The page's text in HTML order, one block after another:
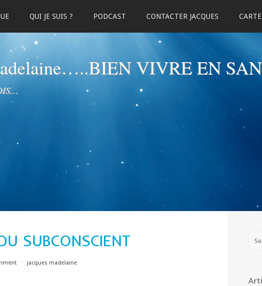
QUI JE SUIS ? PODCAST CONTACTER JACQUES
VIVRE EN
SUBCONSCIENT
⋅ jacques madelaine